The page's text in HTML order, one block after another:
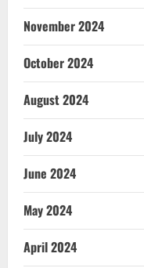
November 2024
October 2024
August 2024
July 2024
June 2024
May 2024
April 2024